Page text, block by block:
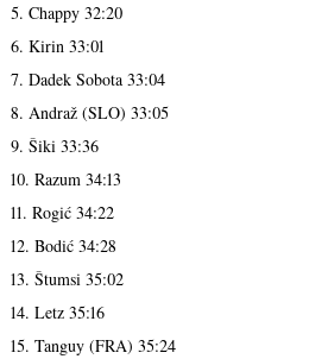
5. Chappy 32:20
6. Kirin 33:01
7. Dadek Sobota 33:04
8. Andraž (SLO) 33:05
9. Šiki 33:36
10. Razum 34:13
11. Rogić 34:22
12. Bodić 34:28
13. Štumsi 35:02
14. Letz 35:16
15. Tanguy (FRA) 35:24